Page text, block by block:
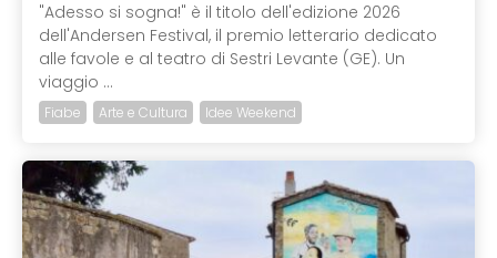
"Adesso si sogna!" è il titolo dell'edizione 2026
dell'Andersen Festival, il premio letterario dedicato
alle favole e al teatro di Sestri Levante (GE). Un
viaggio ...
Fiabe Arte e Cultura Idee Weekend